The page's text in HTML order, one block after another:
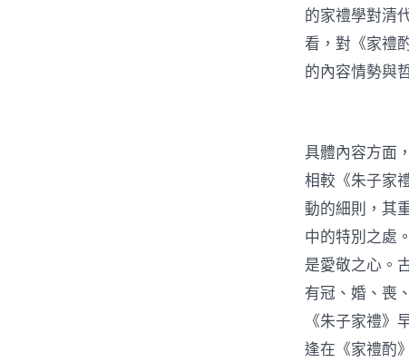
的家禮學對清
看，對《家禮
的內容情勢與
具體內容方面
相較《朱子家
動的細則，其
中的特別之處
是愛敬之心。
有冠、婚、喪
《朱子家禮
逢在《家禮酌